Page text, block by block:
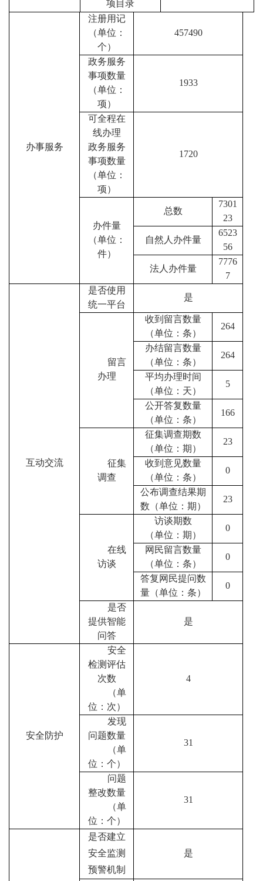
项目录
办事服务
注册用记
（单位：
个）
457490
政务服务
事项数量
（单位：
项）
1933
可全程在
线办理
政务服务
事项数量
（单位：
项）
1720
办件量
（单位：
件）
总数
7301
23
自然人办件量
6523
56
法人办件量
7776
7
互动交流
是否使用
统一平台
是
留言
办理
收到留言数量
（单位：条）
264
办结留言数量
（单位：条）
264
平均办理时间
（单位：天）
5
公开答复数量
（单位：条）
166
征集
调查
征集调查期数
（单位：期）
23
收到意见数量
（单位：条）
0
公布调查结果期
数（单位：期）
23
在线
访谈
访谈期数
（单位：期）
0
网民留言数量
（单位：条）
0
答复网民提问数
量（单位：条）
0
是否
提供智能
问答
是
安全防护
安全
检测评估
次数
（单
位：次）
4
发现
问题数量
（单
位：个）
31
问题
整改数量
（单
位：个）
31
是否建立
安全监测
预警机制
是